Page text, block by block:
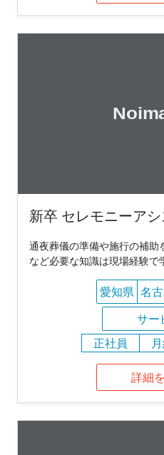
新卒 セレモニーアシ
通夜葬儀の準備や施行の補
など必要な知識は現場経験で
愛知県 名
サー
正社員
詳細